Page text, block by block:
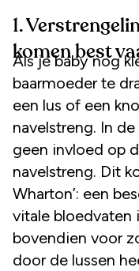
1.
komen best
Als je baby nog klein genoeg is om vrij in de
baarmoeder te
een lus of een
navelstreng. In
geen invloed op
navelstreng. Dit
Wharton’: een
vitale bloedvaten
bovendien voor
door de lussen